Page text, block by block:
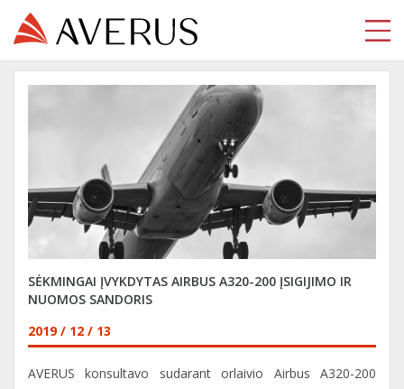
SĖKMINGAI ĮVYKDYTAS AIRBUS A320-200 ĮSIGIJIMO IR
NUOMOS SANDORIS
2019 / 12 / 13
AVERUS konsultavo sudarant orlaivio Airbus A320-200